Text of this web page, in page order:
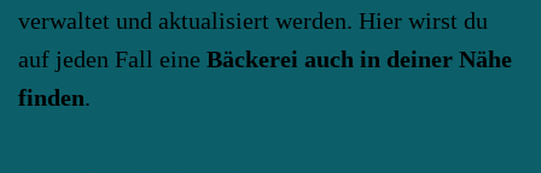
verwaltet und aktualisiert werden. Hier wirst du
auf jeden Fall eine Bäckerei auch in deiner Nähe
finden.